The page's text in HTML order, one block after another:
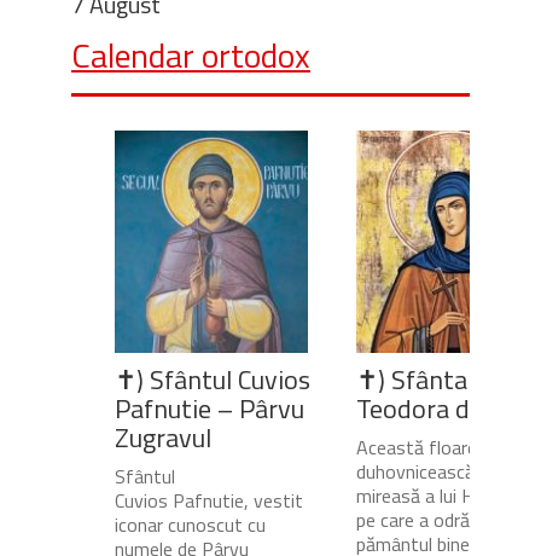
Calendar ortodox
✝) Sfântul Cuvios
Pafnutie – Pârvu
Zugravul
Sfântul
Cuvios Pafnutie, vestit
iconar cunoscut cu
numele de Pârvu
✝) Sfânta
Teodora de la
Această floare
duhovnicească și
mireasă a lui Hristos,
pe care a odrăslit-o
pământul